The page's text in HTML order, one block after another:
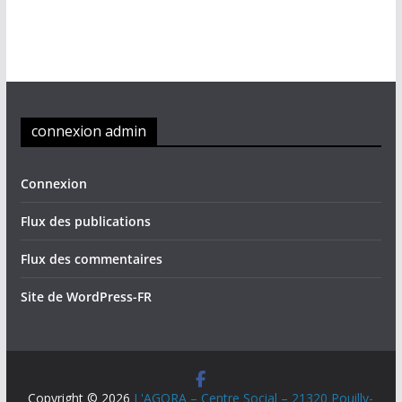
o
e
connexion admin
Connexion
Flux des publications
Flux des commentaires
Site de WordPress-FR
Copyright © 2026 L'AGORA – Centre Social – 21320 Pouilly-